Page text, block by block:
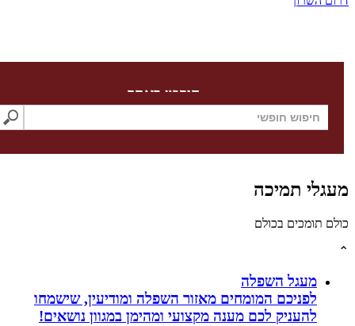
חיפוש באתר
תמיכה
בכולם
מעגל השפלה
לפניכם המומחים מאזור השפלה ומודיעין, שישמחו
להעניק לכם מענה מקצועי ומהימן במגוון נושאים!